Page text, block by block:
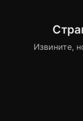
Извините,